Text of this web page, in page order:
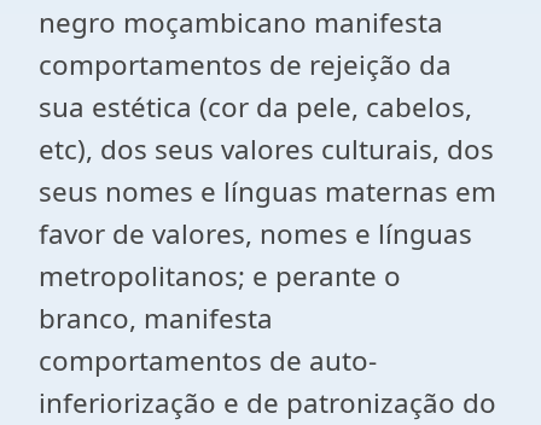
negro moçambicano manifesta
comportamentos de rejeição da
sua estética (cor da pele, cabelos,
etc), dos seus valores culturais, dos
seus nomes e línguas maternas em
favor de valores, nomes e línguas
metropolitanos; e perante o
branco, manifesta
comportamentos de auto-
inferiorização e de patronização do